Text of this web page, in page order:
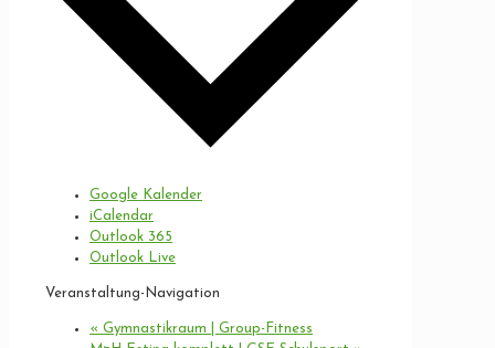
Google Kalender
iCalendar
Outlook 365
Outlook Live
Veranstaltung-Navigation
« Gymnastikraum | Group-Fitness